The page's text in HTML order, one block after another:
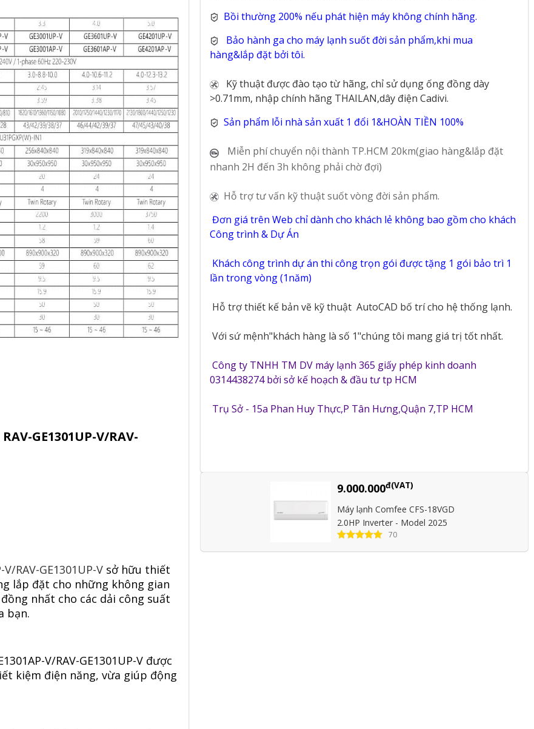
GE1301UP-V/RAV-
RAV-GE1301UP-V sở hữu thiết
lắp đặt cho những không gian
nhất cho các dải công suất
bạn.
V/RAV-GE1301UP-V được
kiệm điện năng, vừa giúp động
Bồi thường 200% nếu phát hiện máy không chính hãng.
Bảo hành ga cho máy lạnh suốt đời sản phẩm,khi mua
hàng&lắp đặt bởi tôi.
Kỹ thuật được đào tạo từ hãng, chỉ sử dụng ống đồng dày
>0.71mm, nhập chính hãng THAILAN,dây điện Cadivi.
Sản phẩm lỗi nhà sản xuất 1 đổi 1&HOÀN TIỀN 100%
Miễn phí chuyển nội thành TP.HCM 20km(giao hàng&lắp đặt
nhanh 2H đến 3h không phải chờ đợi)
Hỗ trợ tư vấn kỹ thuật suốt vòng đời sản phẩm.
Đơn giá trên Web chỉ dành cho khách lẻ không bao gồm cho khách
Công trình & Dự Án
Khách công trình dự án thi công trọn gói được tặng 1 gói bảo trì 1
lần trong vòng (1năm)
Hỗ trợ thiết kế bản vẽ kỹ thuật AutoCAD bố trí cho hệ thống lạnh.
Với sứ mệnh"khách hàng là số 1"chúng tôi mang giá trị tốt nhất.
Công ty TNHH TM DV máy lạnh 365 giấy phép kinh doanh
0314438274 bởi sở kế hoạch & đầu tư tp HCM
Trụ Sở - 15a Phan Huy Thực,P Tân Hưng,Quận 7,TP HCM
9.000.000đ(VAT)
Máy lạnh Comfee CFS-18VGD
2.0HP Inverter - Model 2025
70